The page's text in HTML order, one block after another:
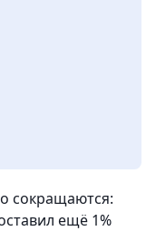
сокращаются:
ещё 1%